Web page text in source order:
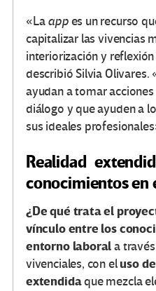
«Laappes un recurso
capitalizar las vivencias
interiorización y
describió Silvia Olivares.
ayudan a tomar
diálogo y que ayuden a
sus ideales
Realidad
conocimientos
¿De qué trata el
vínculo entre los
entorno laborala
vivenciales, con eluso
extendidaque mezcla